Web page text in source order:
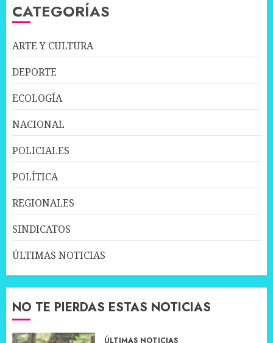
CATEGORÍAS
ARTE Y CULTURA
DEPORTE
ECOLOGÍA
NACIONAL
POLICIALES
POLÍTICA
REGIONALES
SINDICATOS
ÚLTIMAS NOTICIAS
NO TE PIERDAS ESTAS NOTICIAS
ÚLTIMAS NOTICIAS